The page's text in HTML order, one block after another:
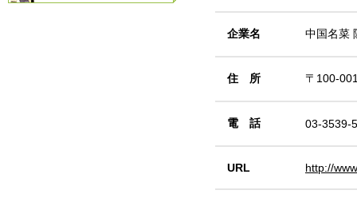
企業名 中国名菜
住 所 〒100-
電 話 03-3539-
URL http://